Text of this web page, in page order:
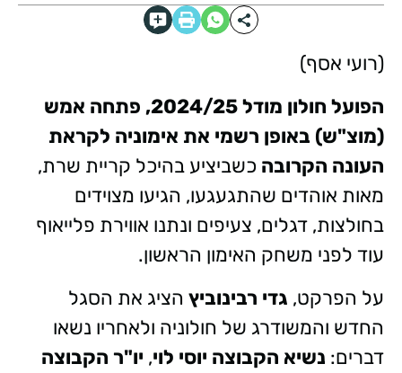
(רועי אסף)
הפועל חולון מודל 2024/25, פתחה אמש
(מוצ"ש) באופן רשמי את אימוניה לקראת
העונה הקרובה כשביציע בהיכל קריית שרת,
מאות אוהדים שהתגעגעו, הגיעו מצוידים
בחולצות, דגלים, צעיפים ונתנו אווירת פלייאוף
עוד לפני משחק האימון הראשון.
על הפרקט, גדי רבינוביץ הציג את הסגל
החדש והמשודרג של חולוניה ולאחריו נשאו
דברים: נשיא הקבוצה יוסי לוי, יו"ר הקבוצה